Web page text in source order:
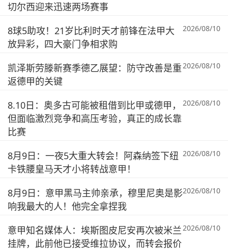
切尔西迎来迅速两场赛事
8球5助攻！21岁比利时天才前锋在法甲大
放异彩，四大豪门争相求购
2026/08/10
凯泽斯劳滕新赛季德乙展望：防守改善是重
返德甲的关键
2026/08/10
8.10日：奥多古可能被租借到比甲或德甲，
但面临激烈竞争和高压考验，真正的成长靠
比赛
2026/08/10
8月9日：一夜5大重大转会！阿森纳签下纽
卡铁腰皇马天才小将转战意甲！
2026/08/10
8月9日：意甲黑马主帅亲承，穆里尼奥是影
响我最大的人！他完全拿捏我
2026/08/10
意甲知名媒体人：埃斯图皮尼安再次被米兰
挂牌，此前他已接受维拉协议，而转会报价
2026/08/10